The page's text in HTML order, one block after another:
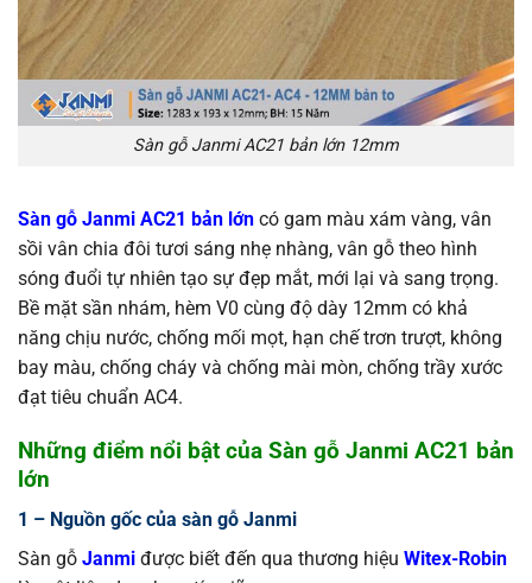
Sàn gỗ Janmi AC21 bản lớn 12mm
Sàn gỗ Janmi AC21 bản lớn có gam màu xám vàng, vân
sồi vân chia đôi tươi sáng nhẹ nhàng, vân gỗ theo hình
sóng đuổi tự nhiên tạo sự đẹp mắt, mới lại và sang trọng.
Bề mặt sần nhám, hèm V0 cùng độ dày 12mm có khả
năng chịu nước, chống mối mọt, hạn chế trơn trượt, không
bay màu, chống cháy và chống mài mòn, chống trầy xước
đạt tiêu chuẩn AC4.
Những điểm nổi bật của Sàn gỗ Janmi AC21 bản
lớn
1 – Nguồn gốc của sàn gỗ Janmi
Sàn gỗ Janmi được biết đến qua thương hiệu Witex-Robin